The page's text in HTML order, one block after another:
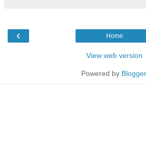
‹ Home
View web version
Powered by Blogger.